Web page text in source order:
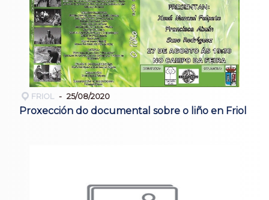
FRIOL 25/08/2020
Proxección do documental sobre o liño en Friol